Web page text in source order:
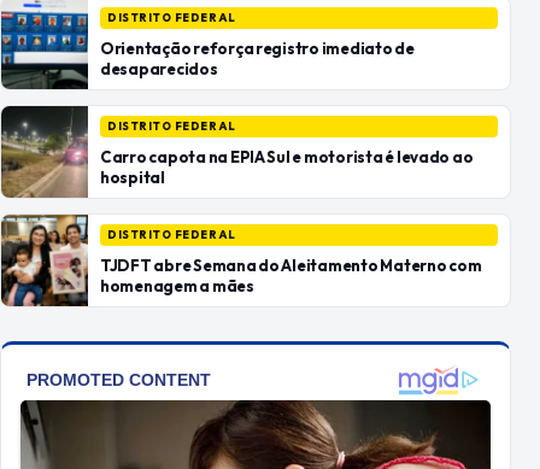
DISTRITO FEDERAL
Orientação reforça registro imediato de
desaparecidos
DISTRITO FEDERAL
Carro capota na EPIA Sul e motorista é levado ao
hospital
DISTRITO FEDERAL
TJDFT abre Semana do Aleitamento Materno com
homenagem a mães